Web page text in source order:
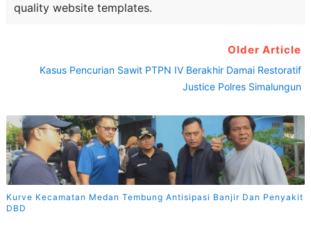
quality website templates.
Older Article
Kasus Pencurian Sawit PTPN IV Berakhir Damai Restoratif
Justice Polres Simalungun
Kurve Kecamatan Medan Tembung Antisipasi Banjir Dan Penyakit
DBD